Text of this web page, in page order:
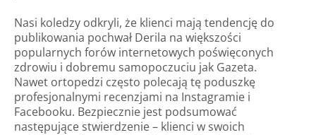
Nasi koledzy odkryli, że klienci mają tendencję do
publikowania pochwał Derila na większości
popularnych forów internetowych poświęconych
zdrowiu i dobremu samopoczuciu jak Gazeta.
Nawet ortopedzi często polecają tę poduszkę
profesjonalnymi recenzjami na Instagramie i
Facebooku. Bezpiecznie jest podsumować
następujące stwierdzenie – klienci w swoich